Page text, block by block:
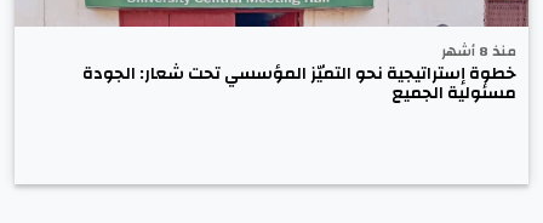
منذ 8 أشهر
خطوة إستراتيجية نحو التميّز المؤسسي تحت شعار: الجودة
مسئولية الجميع